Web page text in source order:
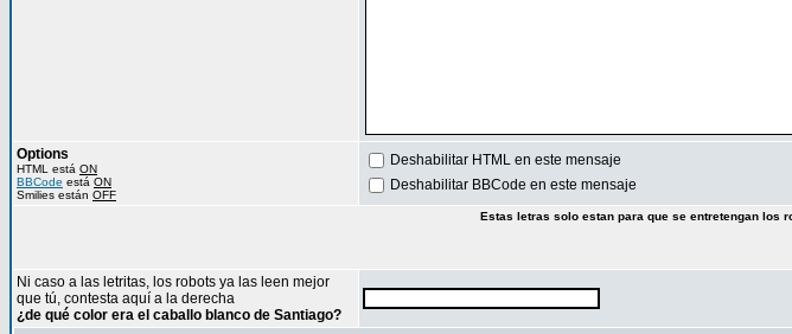
Options
HTML está ON
BBCode está ON
Smilies están OFF
Deshabilitar HTML en este mensaje
Deshabilitar BBCode en este mensaje
Estas letras solo estan para que se entretengan los
Ni caso a las letritas, los robots ya las leen mejor
que tú, contesta aquí a la derecha
¿de qué color era el caballo blanco de Santiago?